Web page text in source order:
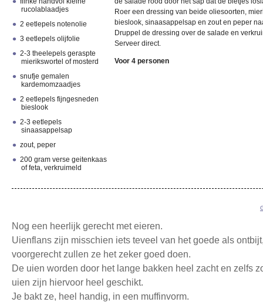
rucolablaadjes
2 eetlepels notenolie
3 eetlepels olijfolie
2-3 theelepels geraspte
mierikswortel of mosterd
snufje gemalen
kardemomzaadjes
2 eetlepels fijngesneden
bieslook
2-3 eetlepels
sinaasappelsap
zout, peper
200 gram verse geitenkaas
of feta, verkruimeld
Roer een dressing van beide oliesoorten,
bieslook, sinaasappelsap en zout en peper
Druppel de dressing over de salade en
Serveer direct.
Voor 4 personen
Nog een heerlijk gerecht met eieren.
Uienflans zijn misschien iets teveel van het goede als
voorgerecht zullen ze het zeker goed doen.
De uien worden door het lange bakken heel zacht en zelfs
uien zijn hiervoor heel geschikt.
Je bakt ze, heel handig, in een muffinvorm.